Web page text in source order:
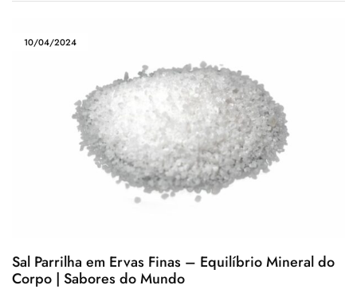
10/04/2024
Sal Parrilha em Ervas Finas – Equilíbrio Mineral do
Corpo | Sabores do Mundo